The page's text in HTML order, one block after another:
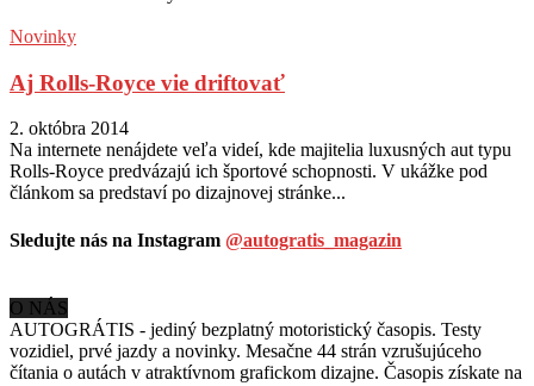
Novinky
Aj Rolls-Royce vie driftovať
2. októbra 2014
Na internete nenájdete veľa videí, kde majitelia luxusných aut typu
Rolls-Royce predvázajú ich športové schopnosti. V ukážke pod
článkom sa predstaví po dizajnovej stránke...
Sledujte nás na Instagram @autogratis_magazin
O NÁS
AUTOGRÁTIS - jediný bezplatný motoristický časopis. Testy
vozidiel, prvé jazdy a novinky. Mesačne 44 strán vzrušujúceho
čítania o autách v atraktívnom grafickom dizajne. Časopis získate na